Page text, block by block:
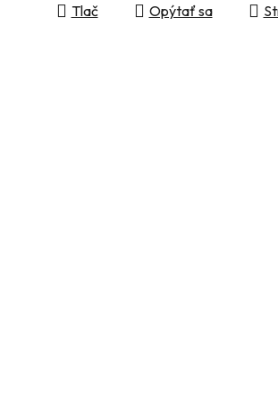
Tlač Opýtať sa